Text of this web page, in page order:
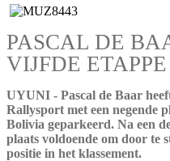
PASCAL DE
VIJFDE ETAPPE
UYUNI - Pascal de Baar
Rallysport met een negende
Bolivia geparkeerd. Na een
plaats voldoende om door te
positie in het klassement.